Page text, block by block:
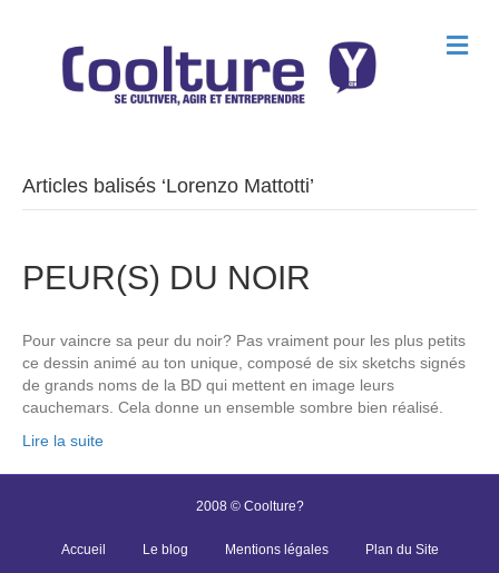
M
e
Articles balisés ‘Lorenzo Mattotti’
PEUR(S) DU NOIR
Pour vaincre sa peur du noir? Pas vraiment pour les plus petits
ce dessin animé au ton unique, composé de six sketchs signés
de grands noms de la BD qui mettent en image leurs
cauchemars. Cela donne un ensemble sombre bien réalisé.
Lire la suite
2008 © Coolture?
Accueil Le blog Mentions légales Plan du Site